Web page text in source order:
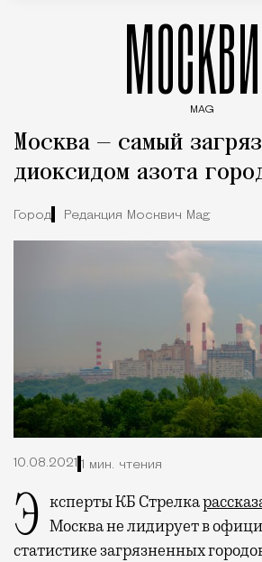
MAG
Москва — самый
диоксидом азота
Город Редакция Москвич Mag
10.08.2021 1 мин. чтения
Эксперты КБ Стрелка
Москва не лидирует в
статистике загрязненных